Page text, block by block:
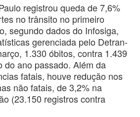
registrou queda de 7,6%
no trânsito no primeiro
segundo dados do Infosiga,
gerenciada pelo Detran-
1.330 óbitos, contra 1.439
do ano passado. Além da
fatais, houve redução nos
não fatais, de 3,2% na
(23.150 registros contra